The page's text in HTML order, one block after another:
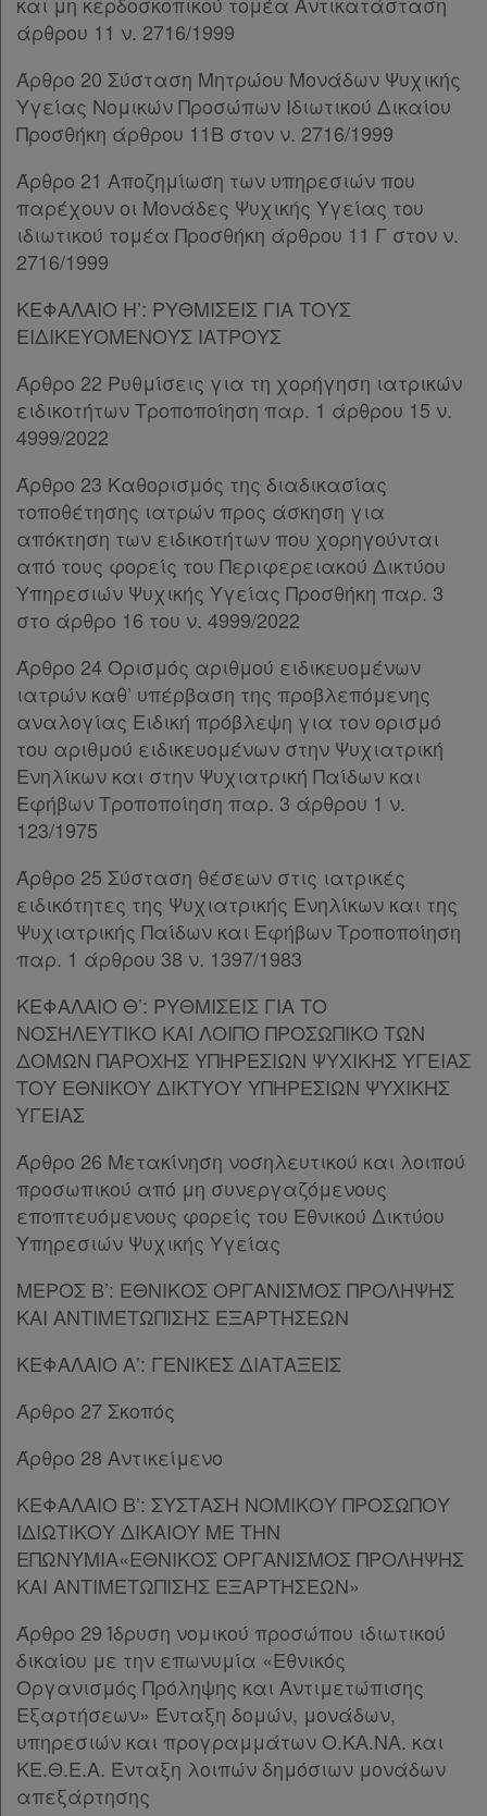
Χρήσιμα
Assistant
Νομολογία
Kodiko
Forum
Αναζήτηση
Κ.Α.Δ.
Διακρατικές
Συμφωνίες
Ελλάδας
Πληροφορίες
Εταιρεία
Επικοινωνία
Όροι
χρήσης
Πολιτική
απορρήτου
cookies
Απόκτηση
Συνδρομής
Ατομική
συνδρομή
Ομαδικά
πακέτα
Παροχές
σε
συνδρομητές
Παρ.6
Παρ.1
Παρ.2
Παρ.3
Παρ.4
Παρ.5
Παρ.6
Παρ.7
Παρ.1
Παρ.2
Παρ.1
Παρ.2
Παρ.5
Παρ.6
Παρ.7
Παρ.8
ΚΕΦΑΛΑΙΟ Ε [-]
Άρθρο 42 [-]
Παρ.1
Παρ.2
Άρθρο 43 [-]
Παρ.1
Παρ.2
Παρ.3
Παρ.4
Παρ.6
Άρθρο 44
ΚΕΦΑΛΑΙΟ ΣΤ’ [-]
Άρθρο 45
[-]
Παρ.2
Άρθρο 46 [-]
Παρ.1
Παρ.2
Άρθρο 48 [-]
Παρ.1
Παρ.2
Παρ.3
Άρθρο 49 [-]
Παρ.1
Παρ.3
Παρ.5
Παρ.6
Άρθρο 49Α [-]
Παρ.1
Παρ.2
Παρ.3
Παρ.4
Άρθρο 50
Άρθρο 51
Άρθρο 52
Άρθρο 53
Άρθρο 54
ΜΕΡΟΣ Γ’ [-]
ΚΕΦΑΛΑΙΟ Α’
άρθρου 11 ν. 2716/1999
Άρθρο 20 Σύσταση Μητρώου Μονάδων Ψυχικής
Υγείας Νομικών Προσώπων Ιδιωτικού Δικαίου
Προσθήκη άρθρου 11Β στον ν. 2716/1999
Άρθρο 21 Αποζημίωση των υπηρεσιών που
παρέχουν οι Μονάδες Ψυχικής Υγείας του
ιδιωτικού τομέα Προσθήκη άρθρου 11 Γ στον ν.
2716/1999
ΚΕΦΑΛΑΙΟ Η’: ΡΥΘΜΙΣΕΙΣ ΓΙΑ ΤΟΥΣ
ΕΙΔΙΚΕΥΟΜΕΝΟΥΣ ΙΑΤΡΟΥΣ
Άρθρο 22 Ρυθμίσεις για τη χορήγηση ιατρικών
ειδικοτήτων Τροποποίηση παρ. 1 άρθρου 15 ν.
4999/2022
Άρθρο 23 Καθορισμός της διαδικασίας
τοποθέτησης ιατρών προς άσκηση για
απόκτηση των ειδικοτήτων που χορηγούνται
από τους φορείς του Περιφερειακού Δικτύου
Υπηρεσιών Ψυχικής Υγείας Προσθήκη παρ. 3
στο άρθρο 16 του ν. 4999/2022
Άρθρο 24 Ορισμός αριθμού ειδικευομένων
ιατρών καθ’ υπέρβαση της προβλεπόμενης
αναλογίας Ειδική πρόβλεψη για τον ορισμό
του αριθμού ειδικευομένων στην Ψυχιατρική
Ενηλίκων και στην Ψυχιατρική Παίδων και
Εφήβων Τροποποίηση παρ. 3 άρθρου 1 ν.
123/1975
Άρθρο 25 Σύσταση θέσεων στις ιατρικές
ειδικότητες της Ψυχιατρικής Ενηλίκων και της
Ψυχιατρικής Παίδων και Εφήβων Τροποποίηση
παρ. 1 άρθρου 38 ν. 1397/1983
ΚΕΦΑΛΑΙΟ Θ’: ΡΥΘΜΙΣΕΙΣ ΓΙΑ ΤΟ
ΝΟΣΗΛΕΥΤΙΚΟ ΚΑΙ ΛΟΙΠΟ ΠΡΟΣΩΠΙΚΟ ΤΩΝ
ΔΟΜΩΝ ΠΑΡΟΧΗΣ ΥΠΗΡΕΣΙΩΝ ΨΥΧΙΚΗΣ ΥΓΕΙΑΣ
ΤΟΥ ΕΘΝΙΚΟΥ ΔΙΚΤΥΟΥ ΥΠΗΡΕΣΙΩΝ ΨΥΧΙΚΗΣ
ΥΓΕΙΑΣ
Άρθρο 26 Μετακίνηση νοσηλευτικού και λοιπού
προσωπικού από μη συνεργαζόμενους
εποπτευόμενους φορείς του Εθνικού Δικτύου
Υπηρεσιών Ψυχικής Υγείας
ΜΕΡΟΣ Β’: ΕΘΝΙΚΟΣ ΟΡΓΑΝΙΣΜΟΣ ΠΡΟΛΗΨΗΣ
ΚΑΙ ΑΝΤΙΜΕΤΩΠΙΣΗΣ ΕΞΑΡΤΗΣΕΩΝ
ΚΕΦΑΛΑΙΟ Α’: ΓΕΝΙΚΕΣ ΔΙΑΤΑΞΕΙΣ
Άρθρο 27 Σκοπός
Άρθρο 28 Αντικείμενο
ΚΕΦΑΛΑΙΟ Β’: ΣΥΣΤΑΣΗ ΝΟΜΙΚΟΥ ΠΡΟΣΩΠΟΥ
ΙΔΙΩΤΙΚΟΥ ΔΙΚΑΙΟΥ ΜΕ ΤΗΝ
ΕΠΩΝΥΜΙΑ«ΕΘΝΙΚΟΣ ΟΡΓΑΝΙΣΜΟΣ ΠΡΟΛΗΨΗΣ
ΚΑΙ ΑΝΤΙΜΕΤΩΠΙΣΗΣ ΕΞΑΡΤΗΣΕΩΝ»
Άρθρο 29 Ίδρυση νομικού προσώπου ιδιωτικού
δικαίου με την επωνυμία «Εθνικός
Οργανισμός Πρόληψης και Αντιμετώπισης
Εξαρτήσεων» Ένταξη δομών, μονάδων,
υπηρεσιών και προγραμμάτων Ο.ΚΑ.ΝΑ. και
ΚΕ.Θ.Ε.Α. Ένταξη λοιπών δημόσιων μονάδων
απεξάρτησης